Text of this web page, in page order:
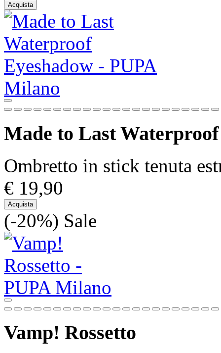
Acquista
Made to Last
Ombretto in stick tenuta
€ 19,90
Acquista
(-20%) Sale
Vamp! Rossetto